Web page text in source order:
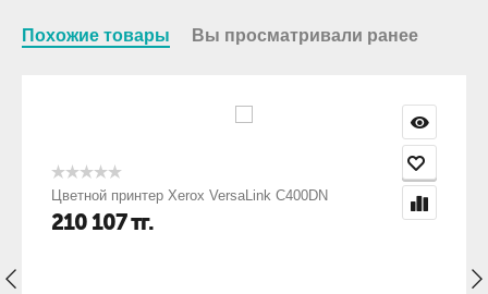
Похожие товары Вы просматривали ранее
Цветной принтер Xerox VersaLink C400DN
210 107тг.